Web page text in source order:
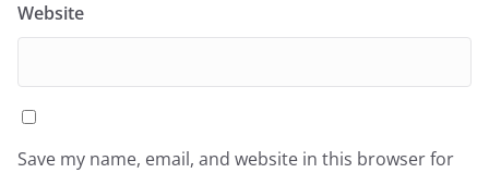
Website
Save my name, email, and website in this browser for